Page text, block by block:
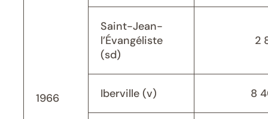
1966
Saint-Jean-
l’Évangéliste
(sd)
2
Iberville (v) 8